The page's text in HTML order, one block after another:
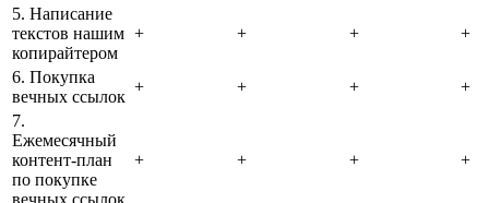
5. Написание
текстов нашим
копирайтером
+ + + +
6. Покупка
вечных ссылок
+ + +
+
7.
Ежемесячный
контент-план
по покупке
вечных ссылок
+ + + +